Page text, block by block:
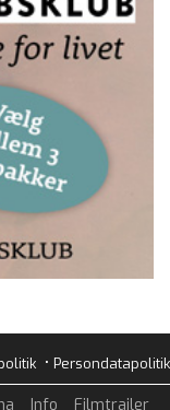
• Persondatapolitik
Info Filmtrailer